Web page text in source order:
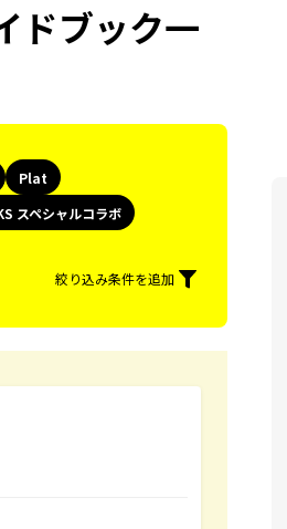
ドブック一
Plat
スペシャルコラボ
絞り込み条件を追加